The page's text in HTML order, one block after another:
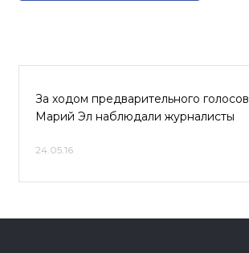
За ходом предварительного
Марий Эл наблюдали журналисты
24.05.16